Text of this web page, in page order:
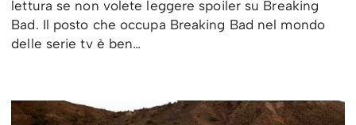
lettura se non volete leggere spoiler su Breaking
Bad. Il posto che occupa Breaking Bad nel mondo
delle serie tv è ben…